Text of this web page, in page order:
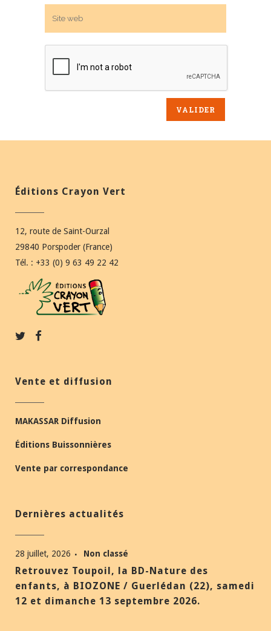
Éditions Crayon Vert
12, route de Saint-Ourzal
29840 Porspoder (France)
Tél. : +33 (0) 9 63 49 22 42
Vente et diffusion
MAKASSAR Diffusion
Éditions Buissonnières
Vente par correspondance
Dernières actualités
28 juillet, 2026 Non classé
Retrouvez Toupoil, la BD-Nature des
enfants, à BIOZONE / Guerlédan (22), samedi
12 et dimanche 13 septembre 2026.